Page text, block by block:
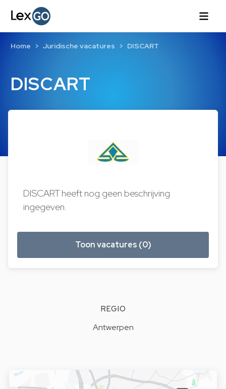
DISCART
Home Juridische vacatures DISCART
DISCART heeft nog geen beschrijving
ingegeven.
Toon vacatures (0)
REGIO
Antwerpen